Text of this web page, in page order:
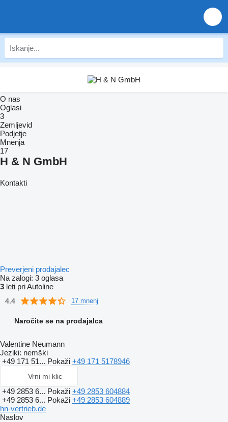
O nas
Oglasi
3
Zemljevid
Podjetje
Mnenja
17
H & N GmbH
Kontakti
Preverjeni prodajalec
Na zalogi: 3 oglasa
3 leti pri Autoline
4.4 17 mnenj
Naročite se na prodajalca
Valentine Neumann
Jeziki: nemški
+49 171 51... Pokaži +49 171 5178946
Vrni mi klic
+49 2853 6... Pokaži +49 2853 604884
+49 2853 6... Pokaži +49 2853 604889
hn-vertrieb.de
Naslov